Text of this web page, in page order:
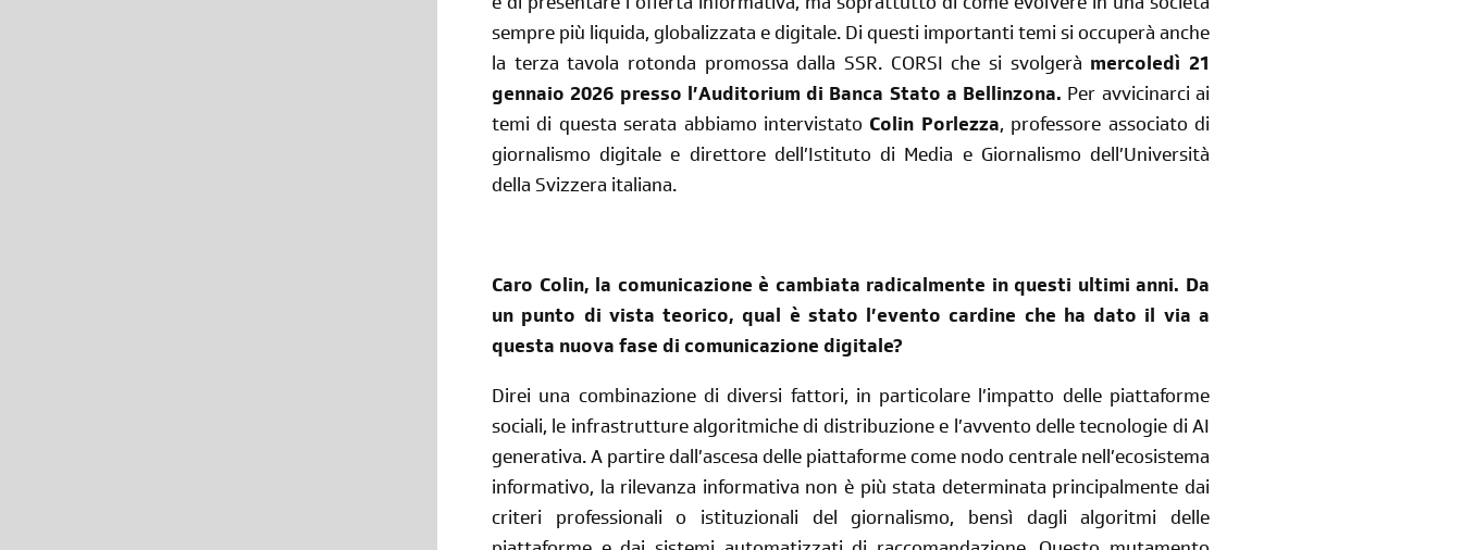
e di presentare l’offerta informativa, ma soprattutto di come evolvere in una società
sempre più liquida, globalizzata e digitale. Di questi importanti temi si occuperà anche
la terza tavola rotonda promossa dalla SSR. CORSI che si svolgerà mercoledì 21
gennaio 2026 presso l’Auditorium di Banca Stato a Bellinzona. Per avvicinarci ai
temi di questa serata abbiamo intervistato Colin Porlezza, professore associato di
giornalismo digitale e direttore dell’Istituto di Media e Giornalismo dell’Università
della Svizzera italiana.
Caro Colin, la comunicazione è cambiata radicalmente in questi ultimi anni. Da
un punto di vista teorico, qual è stato l’evento cardine che ha dato il via a
questa nuova fase di comunicazione digitale?
Direi una combinazione di diversi fattori, in particolare l’impatto delle piattaforme
sociali, le infrastrutture algoritmiche di distribuzione e l’avvento delle tecnologie di AI
generativa. A partire dall’ascesa delle piattaforme come nodo centrale nell’ecosistema
informativo, la rilevanza informativa non è più stata determinata principalmente dai
criteri professionali o istituzionali del giornalismo, bensì dagli algoritmi delle